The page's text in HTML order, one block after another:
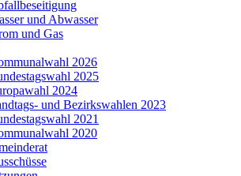
und Abwasser
und Gas
2026
2025
2024
und Bezirkswahlen 2023
2021
2020